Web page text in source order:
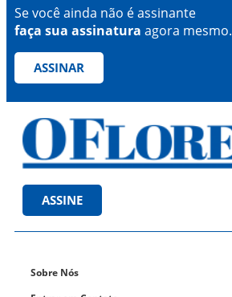
Se você ainda não é assinante
faça sua assinatura agora mesmo.
ASSINAR
ASSINE
Sobre Nós